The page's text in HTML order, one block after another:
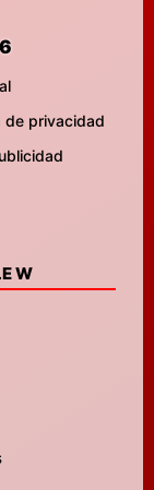
de privacidad
W